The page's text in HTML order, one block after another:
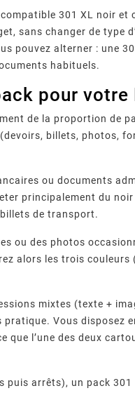
STMC, avis
et stock ...
301 XL noir et
sans changer de type
pouvez alterner : une
habituels.
pour
de la proportion de
billets, photos,
ou documents
principalement du
de transport.
ou des photos
alors les trois couleurs
mixtes (texte +
Vous disposez
que l’une des deux
puis arrêts), un pack